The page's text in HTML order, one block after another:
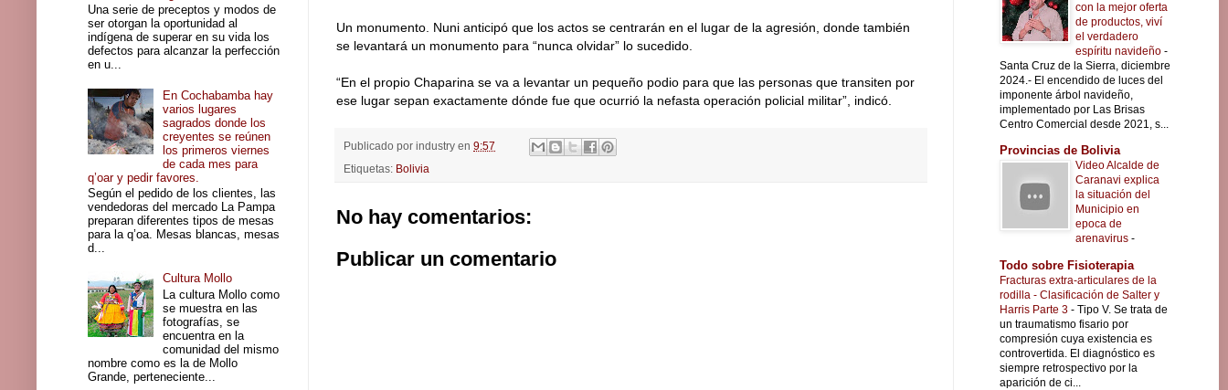
Un monumento. Nuni anticipó que los actos se centrarán en el lugar de la agresión, donde también
se levantará un monumento para “nunca olvidar” lo sucedido.
“En el propio Chaparina se va a levantar un pequeño podio para que las personas que transiten por
ese lugar sepan exactamente dónde fue que ocurrió la nefasta operación policial militar”, indicó.
Publicado por industry en 9:57
Etiquetas: Bolivia
No hay comentarios:
Publicar un comentario
Una serie de preceptos y modos de
ser otorgan la oportunidad al
indígena de superar en su vida los
defectos para alcanzar la perfección
en u...
En Cochabamba hay
varios lugares
sagrados donde los
creyentes se reúnen
los primeros viernes
de cada mes para
q’oar y pedir favores.
Según el pedido de los clientes, las
vendedoras del mercado La Pampa
preparan diferentes tipos de mesas
para la q’oa. Mesas blancas, mesas
d...
Cultura Mollo
La cultura Mollo como
se muestra en las
fotografías, se
encuentra en la
comunidad del mismo
nombre como es la de Mollo
Grande, perteneciente...
con la mejor oferta
de productos, viví
el verdadero
espíritu navideño -
Santa Cruz de la Sierra, diciembre
2024.- El encendido de luces del
imponente árbol navideño,
implementado por Las Brisas
Centro Comercial desde 2021, s...
Provincias de Bolivia
Video Alcalde de
Caranavi explica
la situación del
Municipio en
epoca de
arenavirus -
Todo sobre Fisioterapia
Fracturas extra-articulares de la
rodilla - Clasificación de Salter y
Harris Parte 3 - Tipo V. Se trata de
un traumatismo fisario por
compresión cuya existencia es
controvertida. El diagnóstico es
siempre retrospectivo por la
aparición de ci...